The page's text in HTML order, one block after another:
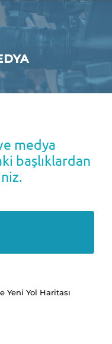
medya
başlıklardan
Yeni Yol Haritası